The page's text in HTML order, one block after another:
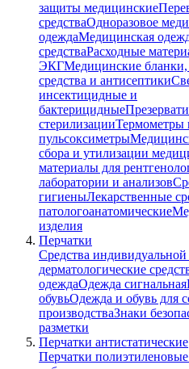
защиты медицинские
средстваОдноразовое
одеждаМедицинская
средстваРасходные
ЭКГМедицинские
средства и антисептики
инсектицидные и
бактерицидные
стерилизацииТермометры
пульсоксиметры
сбора и утилизации
материалы для
лаборатории и анализов
гигиеныЛекарственные
патологоанатомические
изделия
Перчатки
Средства
дерматологические
одеждаОдежда сигнальная
обувьОдежда и обувь для
производстваЗнаки
разметки
Перчатки антистатические
Перчатки